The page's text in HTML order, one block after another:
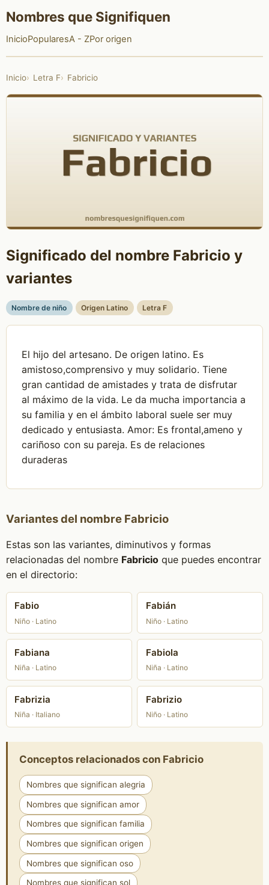
Nombres que Signifiquen
InicioPopularesA - ZPor origen
Inicio Letra F Fabricio
Significado del nombre Fabricio y
variantes
Nombre de niño Origen Latino Letra F
El hijo del artesano. De origen latino. Es
amistoso,comprensivo y muy solidario. Tiene
gran cantidad de amistades y trata de disfrutar
al máximo de la vida. Le da mucha importancia a
su familia y en el ámbito laboral suele ser muy
dedicado y entusiasta. Amor: Es frontal,ameno y
cariñoso con su pareja. Es de relaciones
duraderas
Variantes del nombre Fabricio
Estas son las variantes, diminutivos y formas
relacionadas del nombre Fabricioque puedes encontrar
en el directorio:
Fabio
Niño · Latino
Fabián
Niño · Latino
Fabiana
Niña · Latino
Fabiola
Niña · Latino
Fabrizia
Niña · Italiano
Fabrizio
Niño · Latino
Conceptos relacionados con Fabricio
Nombres que significan alegria
Nombres que significan amor
Nombres que significan familia
Nombres que significan origen
Nombres que significan oso
Nombres que significan sol